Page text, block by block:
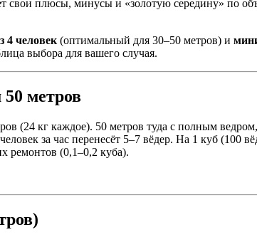
свои плюсы, минусы и «золотую середину» по
4 человек (оптимальный для 30–50 метров) и
выбора для вашего случая.
метров
(24 кг каждое). 50 метров туда с полным
за час перенесёт 5–7 вёдер. На 1 куб (100
ремонтов (0,1–0,2 куба).